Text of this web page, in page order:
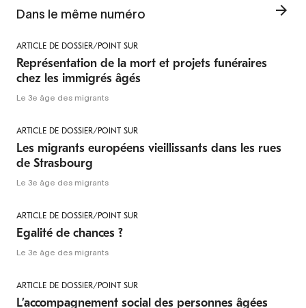
Dans le même numéro
ARTICLE DE DOSSIER/POINT SUR
Représentation de la mort et projets funéraires
chez les immigrés âgés
Le 3e âge des migrants
ARTICLE DE DOSSIER/POINT SUR
Les migrants européens vieillissants dans les rues
de Strasbourg
Le 3e âge des migrants
ARTICLE DE DOSSIER/POINT SUR
Egalité de chances ?
Le 3e âge des migrants
ARTICLE DE DOSSIER/POINT SUR
L’accompagnement social des personnes âgées